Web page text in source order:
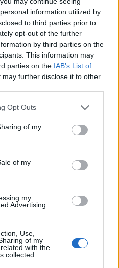
information utilized by
to third parties prior to
opt-out of the further
by third parties on the
This information may
parties on the IAB’s List of
may further disclose it to other
Opt Outs
of my
of my
my
Advertising.
Use,
of my
with the
collected.